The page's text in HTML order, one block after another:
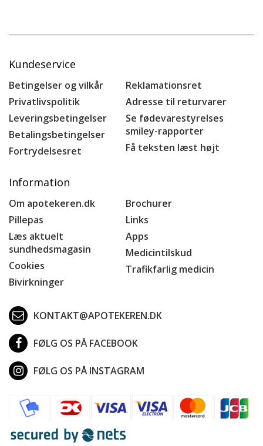
Kundeservice
Betingelser og vilkår
Privatlivspolitik
Leveringsbetingelser
Betalingsbetingelser
Fortrydelsesret
Reklamationsret
Adresse til returvarer
Se fødevarestyrelses
smiley-rapporter
Få teksten læst højt
Information
Om apotekeren.dk
Pillepas
Læs aktuelt
sundhedsmagasin
Cookies
Bivirkninger
Brochurer
Links
Apps
Medicintilskud
Trafikfarlig medicin
KONTAKT@APOTEKEREN.DK
FØLG OS PÅ FACEBOOK
FØLG OS PÅ INSTAGRAM